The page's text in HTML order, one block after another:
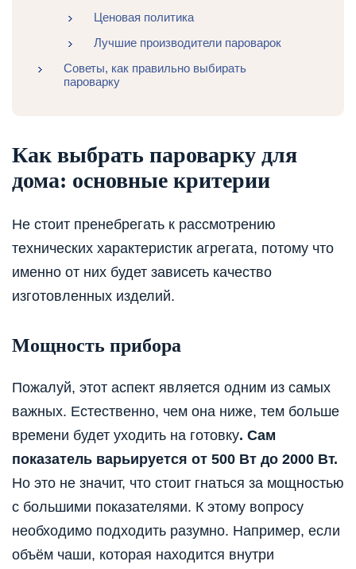
Ценовая политика
Лучшие производители пароварок
Советы, как правильно выбирать
пароварку
Как выбрать пароварку для
дома: основные критерии
Не стоит пренебрегать к рассмотрению
технических характеристик агрегата, потому что
именно от них будет зависеть качество
изготовленных изделий.
Мощность прибора
Пожалуй, этот аспект является одним из самых
важных. Естественно, чем она ниже, тем больше
времени будет уходить на готовку. Сам
показатель варьируется от 500 Вт до 2000 Вт.
Но это не значит, что стоит гнаться за мощностью
с большими показателями. К этому вопросу
необходимо подходить разумно. Например, если
объём чаши, которая находится внутри